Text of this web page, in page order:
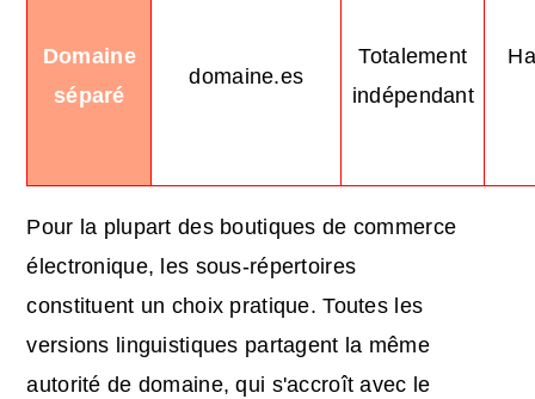
Domaine
séparé
domaine.es
Totalement
indépendant
Pour la plupart des boutiques de commerce
électronique, les sous-répertoires
constituent un choix pratique. Toutes les
versions linguistiques partagent la même
autorité de domaine, qui s'accroît avec le